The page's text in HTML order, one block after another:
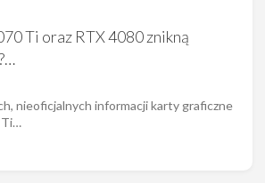
Ti oraz RTX 4080 znikną
nieoficjalnych informacji karty graficzne
Ti…